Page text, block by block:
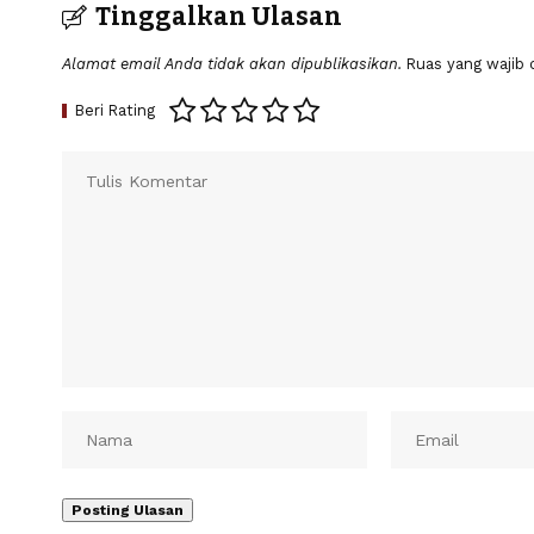
Tinggalkan Ulasan
Alamat email Anda tidak akan dipublikasikan. Ruas yang wajib
Beri Rating